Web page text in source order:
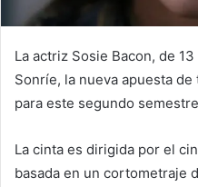
La actriz Sosie Bacon, de
Sonríe, la nueva apuesta
para este segundo
La cinta es dirigida por el
basada en un cortometraje